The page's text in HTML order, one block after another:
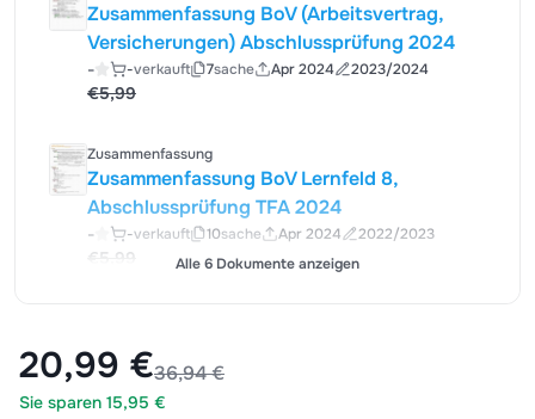
Zusammenfassung BoV (Arbeitsvertrag,
Versicherungen) Abschlussprüfung 2024
- -verkauft 7sache Apr 2024 2023/2024
€5,99
Zusammenfassung
Zusammenfassung BoV Lernfeld 8,
Abschlussprüfung TFA 2024
- -verkauft 10sache Apr 2024 2022/2023
€5,99 Alle 6 Dokumente anzeigen
20,99 €36,94 €
Sie sparen 15,95 €